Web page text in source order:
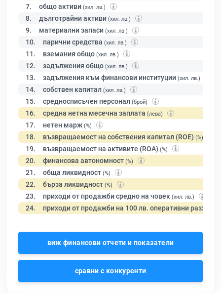
7. общо активи (хил. лв.)
8. дълготрайни активи (хил. лв.)
9. материални запаси (хил. лв.)
10. парични средства (хил. лв.)
11. вземания общо (хил. лв.)
12. задължения общо (хил. лв.)
13. задължения към финансови институции (хил. лв.)
14. собствен капитал (хил. лв.)
15. средносписъчен персонал (брой)
16. средна нетна месечна заплата (лева)
17. нетен марж (%)
18. възвращаемост на собствения капитал (ROE) (%)
19. възвращаемост на активите (ROA) (%)
20. финансова автономност (%)
21. обща ликвидност (%)
22. бърза ликвидност (%)
23. приходи от продажби средно на човек (хил. лв.)
24. приходи от продажби на 100 лв. оперативни разходи
виж финансови отчети и показатели
сравни с конкуренти